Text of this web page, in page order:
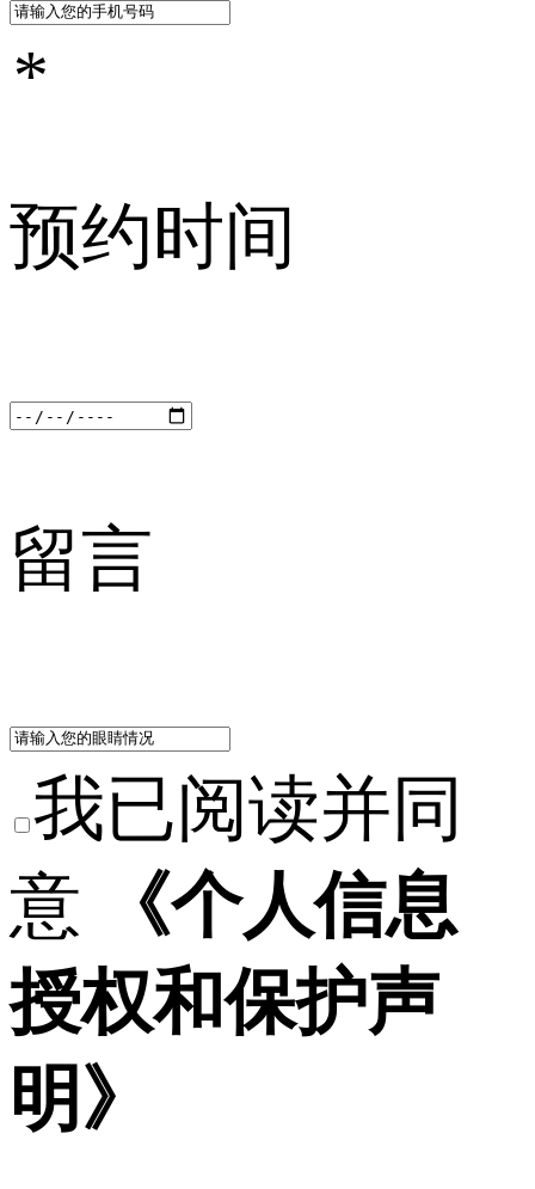
*
预约时间
留言
我已阅读并同
意
《个人信息
授权和保护声
明》